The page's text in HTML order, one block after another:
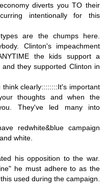
diverts you TO their
intentionally for this
are the chumps here.
Clinton's impeachment
the kids support a
they supported Clinton in
clearly::::::::It's important
thoughts and when the
They've led many into
redwhite&blue campaign
white.
his opposition to the war.
he must adhere to as the
used during the campaign.